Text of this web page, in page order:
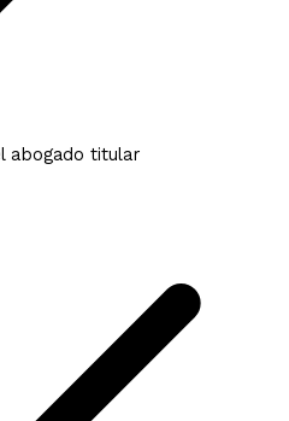
abogado titular